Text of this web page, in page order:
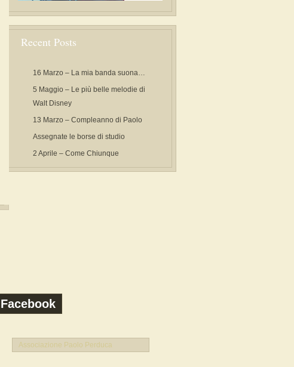
Recent Posts
16 Marzo – La mia banda suona…
5 Maggio – Le più belle melodie di
Walt Disney
13 Marzo – Compleanno di Paolo
Assegnate le borse di studio
2 Aprile – Come Chiunque
Facebook
Associazione Paolo Perduca